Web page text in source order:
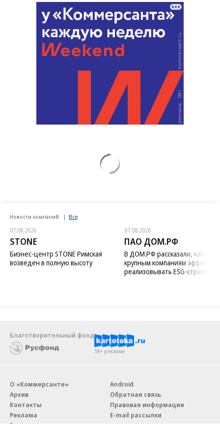
Новости компаний Все
07.08.2026
STONE
Бизнес-центр STONE Римская
возведен в полную высоту
07.08.2026
ПАО ДОМ.РФ
В ДОМ.РФ рассказали, как
крупным компаниям
реализовывать ESG-стратегию
Благотворительный фонд
18+ реклама
О «Коммерсанте»
Архив
Контакты
Реклама
Вакансии
Android
Обратная связь
Правовая информация
E-mail рассылки